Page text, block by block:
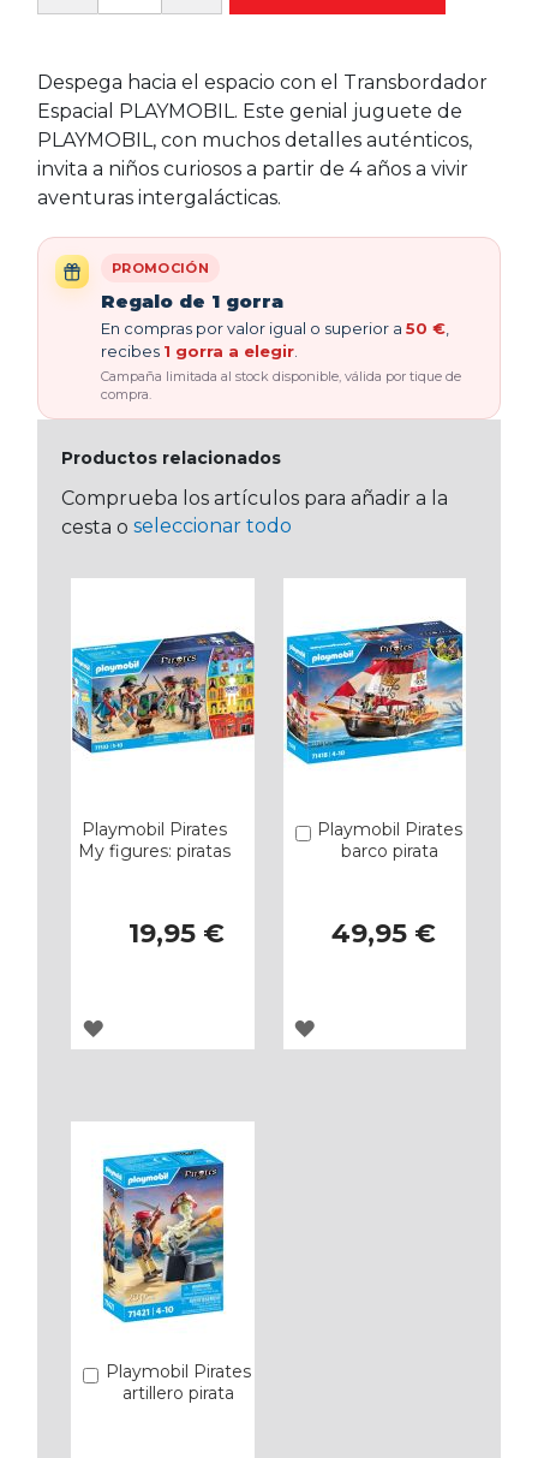
Despega hacia el espacio con el Transbordador
Espacial PLAYMOBIL. Este genial juguete de
PLAYMOBIL, con muchos detalles auténticos,
invita a niños curiosos a partir de 4 años a vivir
aventuras intergalácticas.
PROMOCIÓN
Regalo de 1 gorra
En compras por valor igual o superior a 50 €
recibes 1 gorra a elegir
Campaña limitada al stock disponible, válida por tique de
compra.
Productos relacionados
Comprueba los artículos para añadir a la
cesta o seleccionar todo
Playmobil Pirates
My figures: piratas
19,95 €
AGREGAR
FAVORITOS
Playmobil Pirates
barco pirata
49,95 €
Añadir
AGREGAR
Playmobil Pirates
artillero pirata
Añadir